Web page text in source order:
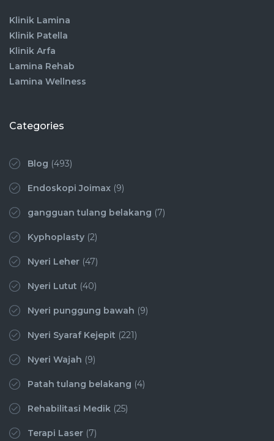
Klinik Lamina
Klinik Patella
Klinik Arfa
Lamina Rehab
Lamina Wellness
Categories
Blog (493)
Endoskopi Joimax (9)
gangguan tulang belakang (7)
Kyphoplasty (2)
Nyeri Leher (47)
Nyeri Lutut (40)
Nyeri punggung bawah (9)
Nyeri Syaraf Kejepit (221)
Nyeri Wajah (9)
Patah tulang belakang (4)
Rehabilitasi Medik (25)
Terapi Laser (7)